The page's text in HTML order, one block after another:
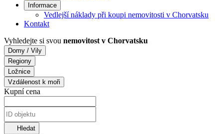
Informace
Vedlejší náklady při koupi nemovitosti v Chorvatsku
Kontakt
Vyhledejte si svou nemovitost v Chorvatsku
Domy / Vily
Regiony
Ložnice
Vzdálenost k moři
Kupní cena
Hledat